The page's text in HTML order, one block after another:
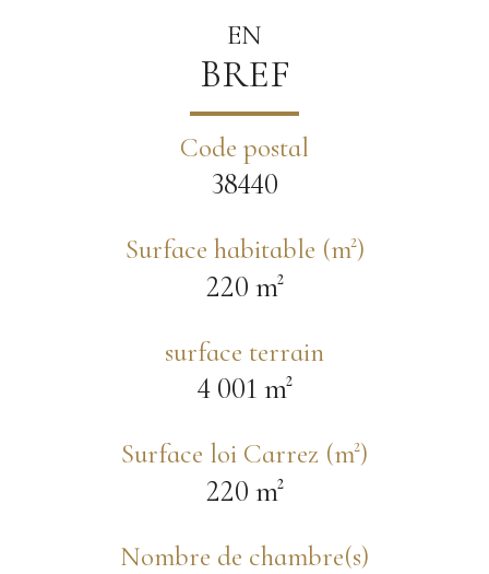
EN
BREF
Code postal
38440
Surface habitable (m²)
220 m²
surface terrain
4 001 m²
Surface loi Carrez (m²)
220 m²
Nombre de chambre(s)